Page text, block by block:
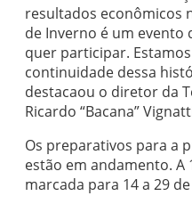
resultados econômicos
de Inverno é um evento
quer participar.
continuidade dessa
destacaou o diretor da
Ricardo “Bacana”
Os preparativos para a
estão em andamento. A
marcada para 14 a 29